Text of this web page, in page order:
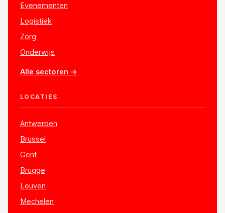
Evenementen
Logistiek
Zorg
Onderwijs
Alle sectoren →
LOCATIES
Antwerpen
Brussel
Gent
Brugge
Leuven
Mechelen